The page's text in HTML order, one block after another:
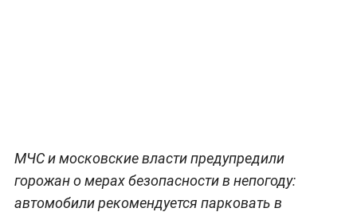
МЧС и московские власти предупредили
горожан о мерах безопасности в непогоду:
автомобили рекомендуется парковать в